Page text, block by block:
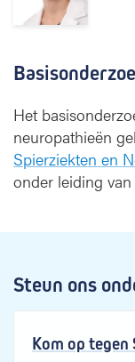
Het
neuropathieën
Spierziekten en
onder leiding van
Steun ons
Kom op